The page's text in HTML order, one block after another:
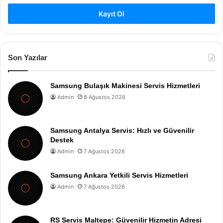
Kayıt Ol
Son Yazılar
Samsung Bulaşık Makinesi Servis Hizmetleri
Admin 8 Ağustos 2026
Samsung Antalya Servis: Hızlı ve Güvenilir
Destek
Admin 7 Ağustos 2026
Samsung Ankara Yetkili Servis Hizmetleri
Admin 7 Ağustos 2026
RS Servis Maltepe: Güvenilir Hizmetin Adresi